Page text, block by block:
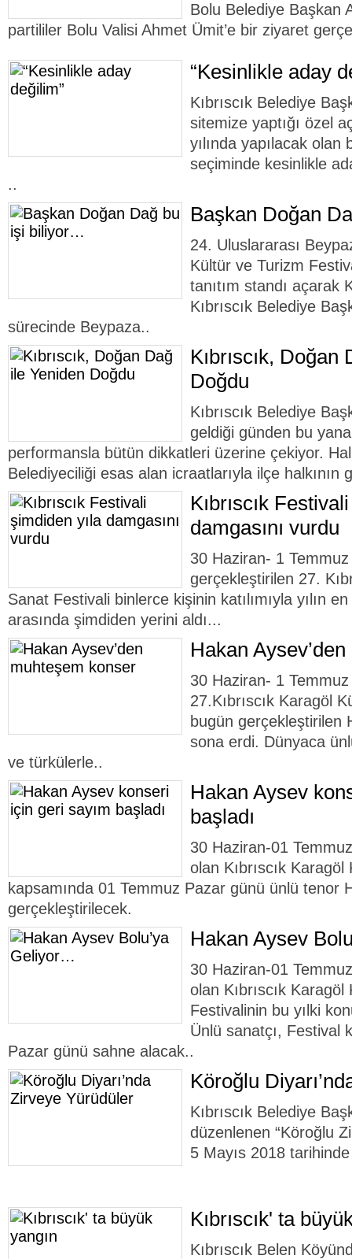
Bolu Belediye Başkan
partililer Bolu Valisi Ahmet Ümit’e bir ziyaret
“Kesinlikle aday
Kıbrıscık Belediye
sitemize yaptığı özel
yılında yapılacak olan
seçiminde kesinlikle
..
Başkan Doğan
24. Uluslararası
Kültür ve Turizm
tanıtım standı açarak
Kıbrıscık Belediye
sürecinde Beypaza..
Kıbrıscık,
Doğdu
Kıbrıscık Belediye
geldiği günden bu
performansla bütün dikkatleri üzerine çekiyor.
Belediyeciliği esas alan icraatlarıyla ilçe halkının
Kıbrıscık
damgasını vurdu
30 Haziran- 1
gerçekleştirilen 27.
Sanat Festivali binlerce kişinin katılımıyla yılın
arasında şimdiden yerini aldı...
Hakan
30 Haziran- 1
27.Kıbrıscık Karagöl
bugün gerçekleştirilen
sona erdi. Dünyaca
ve türkülerle..
Hakan Aysev
başladı
30 Haziran-01
olan Kıbrıscık
kapsamında 01 Temmuz Pazar günü ünlü tenor
gerçekleştirilecek.
Hakan Aysev
30 Haziran-01
olan Kıbrıscık
Festivalinin bu yılki
Ünlü sanatçı, Festival
Pazar günü sahne alacak..
Köroğlu
Kıbrıscık Belediye
düzenlenen “Köroğlu
5 Mayıs 2018
Kıbrıscık' ta
Kıbrıscık Belen